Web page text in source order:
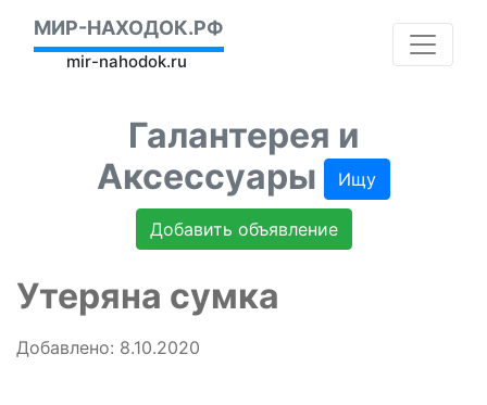
МИР-НАХОДОК.РФ
mir-nahodok.ru
Галантерея и
Аксессуары
Ищу
Добавить объявление
Утеряна сумка
Добавлено: 8.10.2020